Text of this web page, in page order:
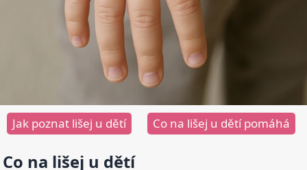
Jak poznat lišej u dětí Co na lišej u dětí pomáhá
Co na lišej u dětí